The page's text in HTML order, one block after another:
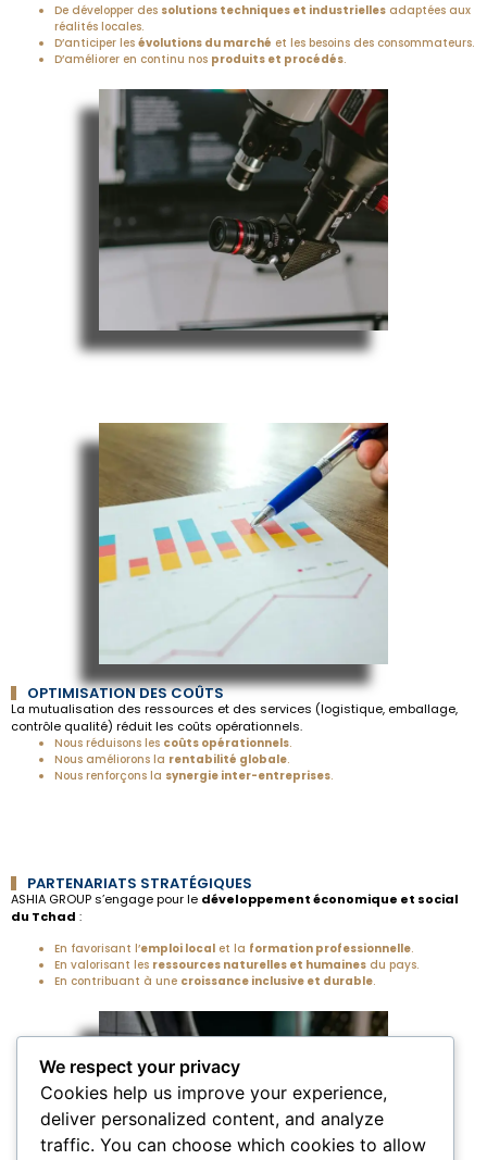
De développer des solutions techniques et industrielles adaptées aux
réalités locales.
D’anticiper les évolutions du marché et les besoins des consommateurs.
D’améliorer en continu nos produits et procédés.
OPTIMISATION DES COÛTS
La mutualisation des ressources et des services (logistique, emballage,
contrôle qualité) réduit les coûts opérationnels.
Nous réduisons les coûts opérationnels.
Nous améliorons la rentabilité globale.
Nous renforçons la synergie inter-entreprises.
PARTENARIATS STRATÉGIQUES
ASHIA GROUP s’engage pour le développement économique et social
du Tchad :
En favorisant l’emploi local et la formation professionnelle.
En valorisant les ressources naturelles et humaines du pays.
En contribuant à une croissance inclusive et durable.
We respect your privacy
Cookies help us improve your experience,
deliver personalized content, and analyze
traffic. You can choose which cookies to allow